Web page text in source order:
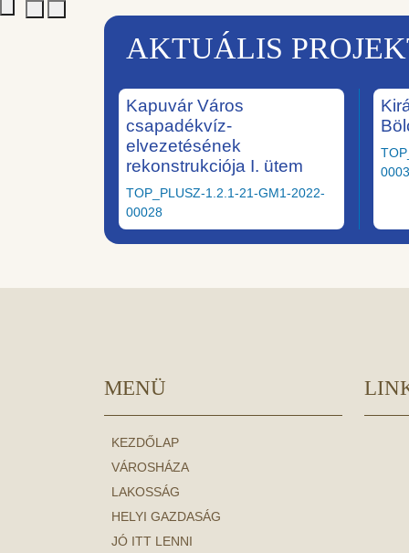
AKTUÁLIS
Kapuvár Város
csapadékvíz-
elvezetésének
rekonstrukciója I. ütem
TOP_PLUSZ-1.2.1-21-GM1-2022-
00028
MENÜ
KEZDŐLAP
VÁROSHÁZA
LAKOSSÁG
HELYI GAZDASÁG
JÓ ITT LENNI